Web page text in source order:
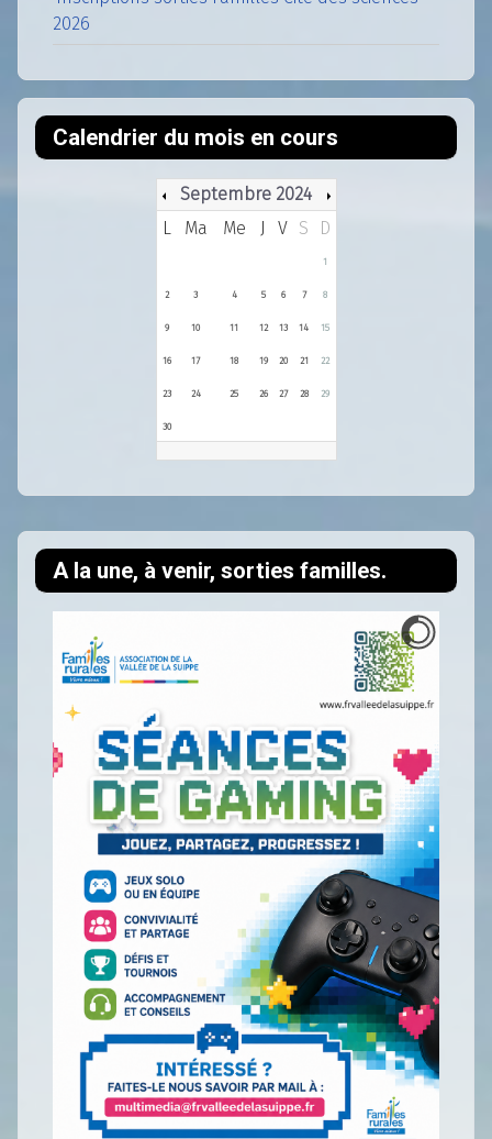
A la une, à venir, sorties familles.
2026
Calendrier du mois en cours
Septembre 2024
L
Ma Me J V S D
1
2 3 4 5 6 7 8
9 10 11 12 13 14 15
16 17 18 19 20 21 22
23 24 25 26 27 28 29
30